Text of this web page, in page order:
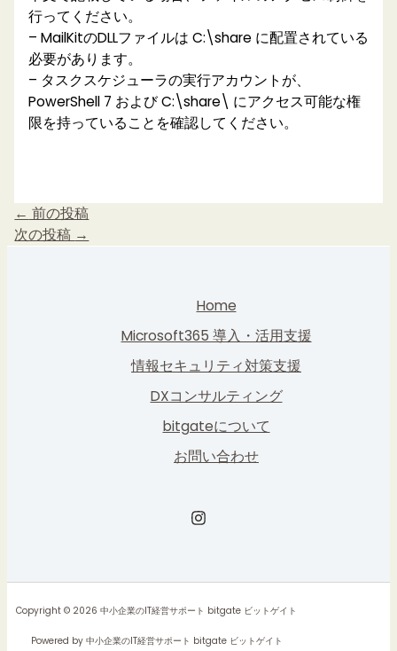
行ってください。
– MailKitのDLLファイルは C:\share に配置されている
必要があります。
– タスクスケジューラの実行アカウントが、
PowerShell 7 および C:\share\ にアクセス可能な権
限を持っていることを確認してください。
← 前の投稿
次の投稿 →
Home
Microsoft365 導入・活用支援
情報セキュリティ対策支援
DXコンサルティング
bitgateについて
お問い合わせ
Copyright © 2026 中小企業のIT経営サポート bitgate ビットゲイト
Powered by 中小企業のIT経営サポート bitgate ビットゲイト